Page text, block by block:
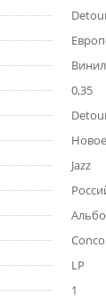
0,35
Новое
Jazz
LP
1